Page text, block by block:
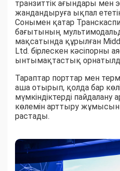
транзиттік ағындары мен
жандандыруға ықпал
Сонымен қатар
бағытының
мақсатында құрылған
Ltd. бірлескен кәсіпорны
ынтымақтастық
Тараптар порттар мен
аша отырып, қолда бар
мүмкіндіктерді
көлемін арттыру
растады.